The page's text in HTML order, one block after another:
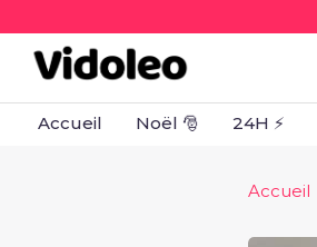
Accueil Noël 🎅 24H ⚡
Accueil